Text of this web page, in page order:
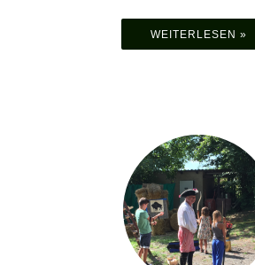
WEITERLESEN »